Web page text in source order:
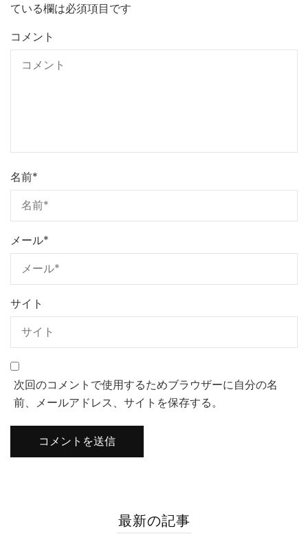
ている欄は必須項目です
コメント
名前*
メール*
サイト
次回のコメントで使用するためブラウザーに自分の名
前、メールアドレス、サイトを保存する。
最新の記事